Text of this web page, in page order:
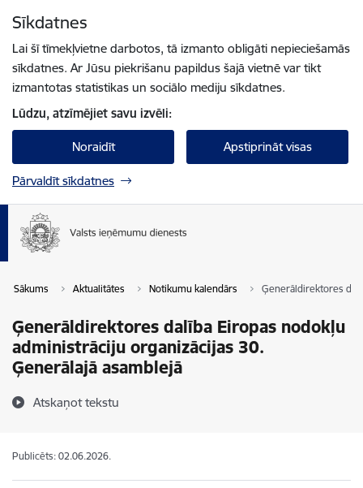
Sīkdatnes
Lai šī tīmekļvietne darbotos, tā izmanto obligāti nepieciešamās
sīkdatnes. Ar Jūsu piekrišanu papildus šajā vietnē var tikt
izmantotas statistikas un sociālo mediju sīkdatnes.
Lūdzu, atzīmējiet savu izvēli:
Noraidīt Apstiprināt visas
Pārvaldīt sīkdatnes
Sākums Aktualitātes Notikumu kalendārs Ģenerāldirektores
Ģenerāldirektores dalība Eiropas nodokļu
administrāciju organizācijas 30.
Ģenerālajā asamblejā
Atskaņot tekstu
Publicēts: 02.06.2026.